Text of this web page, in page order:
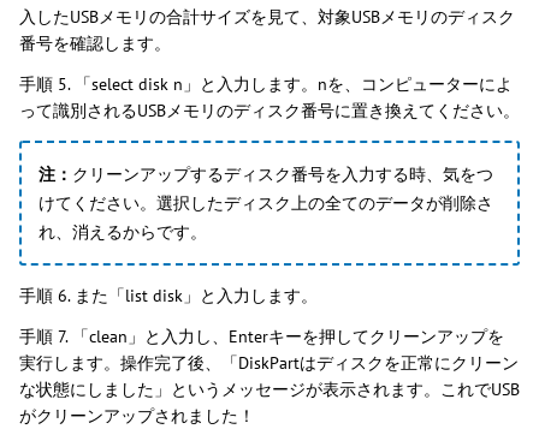
入したUSBメモリの合計サイズを見て、対象USBメモリのディスク
番号を確認します。
手順 5. 「select disk n」と入力します。nを、コンピューターによ
って識別されるUSBメモリのディスク番号に置き換えてください。
注： クリーンアップするディスク番号を入力する時、気をつ
けてください。選択したディスク上の全てのデータが削除さ
れ、消えるからです。
手順 6. また「list disk」と入力します。
手順 7. 「clean」と入力し、Enterキーを押してクリーンアップを
実行します。操作完了後、「DiskPartはディスクを正常にクリーン
な状態にしました」というメッセージが表示されます。これでUSB
がクリーンアップされました！